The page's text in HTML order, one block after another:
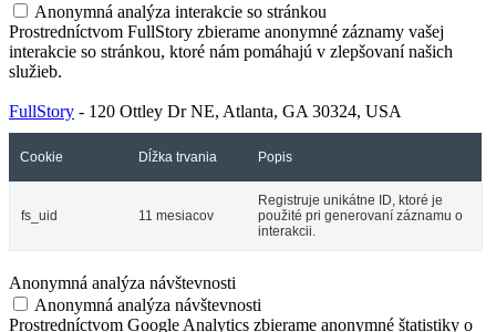
Anonymná analýza interakcie so stránkou
Prostredníctvom FullStory zbierame anonymné záznamy vašej
interakcie so stránkou, ktoré nám pomáhajú v zlepšovaní našich
služieb.
FullStory - 120 Ottley Dr NE, Atlanta, GA 30324, USA
Cookie Dĺžka trvania Popis
fs_uid 11 mesiacov
Registruje unikátne ID, ktoré je
použité pri generovaní záznamu o
interakcii.
Anonymná analýza návštevnosti
Anonymná analýza návštevnosti
Prostredníctvom Google Analytics zbierame anonymné štatistiky o